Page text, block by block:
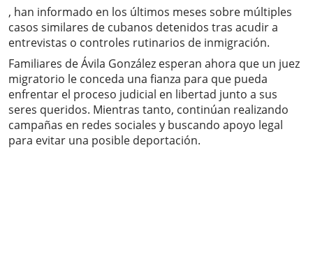
, han informado en los últimos meses sobre múltiples
casos similares de cubanos detenidos tras acudir a
entrevistas o controles rutinarios de inmigración.
Familiares de Ávila González esperan ahora que un juez
migratorio le conceda una fianza para que pueda
enfrentar el proceso judicial en libertad junto a sus
seres queridos. Mientras tanto, continúan realizando
campañas en redes sociales y buscando apoyo legal
para evitar una posible deportación.